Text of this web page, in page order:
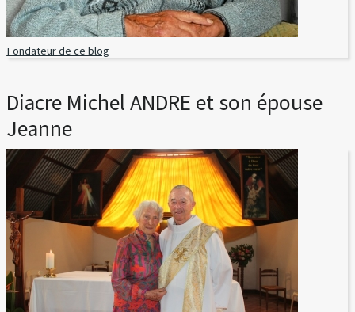
Fondateur de ce blog
Diacre Michel ANDRE et son épouse
Jeanne